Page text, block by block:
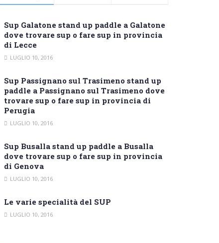
Sup Galatone stand up paddle a Galatone
dove trovare sup o fare sup in provincia
di Lecce
LUGLIO 10, 2016
Sup Passignano sul Trasimeno stand up
paddle a Passignano sul Trasimeno dove
trovare sup o fare sup in provincia di
Perugia
LUGLIO 10, 2016
Sup Busalla stand up paddle a Busalla
dove trovare sup o fare sup in provincia
di Genova
LUGLIO 10, 2016
Le varie specialità del SUP
LUGLIO 10, 2016